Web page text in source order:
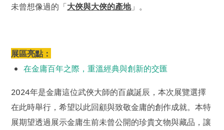
未曾想像過的「大俠與大俠的產地」。
展區亮點：
在金庸百年之際，重溫經典與創新的交匯
2024年是金庸這位武俠大師的百歲誕辰，本次展覽選擇
在此時舉行，希望以此回顧與致敬金庸的創作成就。本特
展期望透過展示金庸生前未曾公開的珍貴文物與藏品，讓